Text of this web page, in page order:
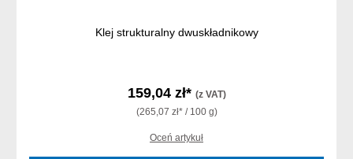
Klej strukturalny dwuskładnikowy
159,04 zł* (z VAT)
(265,07 zł* / 100 g)
Oceń artykuł